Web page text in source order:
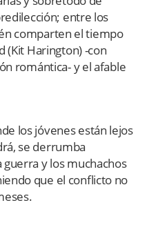
entre los
comparten el tiempo
(Kit Harington) -con
romántica- y el afable
los jóvenes están lejos
se derrumba
y los muchachos
que el conflicto no